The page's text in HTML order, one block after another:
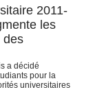
2011-
les
des
a décidé
pour la
universitaires